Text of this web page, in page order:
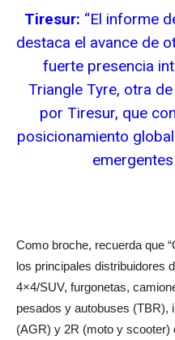
Tiresur: “El informe
destaca el avance de
fuerte presencia
Triangle Tyre, otra
por Tiresur, que
posicionamiento
Como broche, recuerda que
los principales distribuidores
4×4/SUV, furgonetas,
pesados y autobuses (TBR),
(AGR) y 2R (moto y scooter)